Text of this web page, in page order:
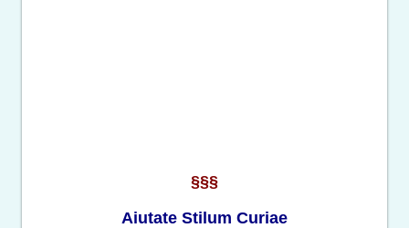
§§§
Aiutate Stilum Curiae